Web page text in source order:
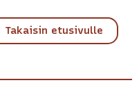
Takaisin etusivulle